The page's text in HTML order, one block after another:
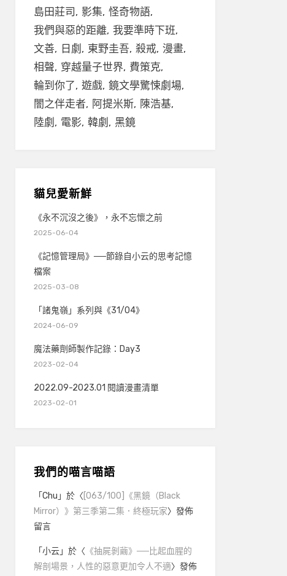
島田莊司
影集 怪奇物語
我們與惡的距離 我要準時下班
文善
日劇 東野圭吾 殺戒 漫畫
相聲 穿越量子世界 費策克
輪到你了 遊戲 鏡文學驚悚劇場
闇之伴走者
阿提米斯
陳浩基
陸劇
電影 韓劇 黑鏡
貓兒愛新鮮
《永不沉沒之後》，永不忘懷之前
2025-06-04
《記憶管理局》──節錄自小云的思考記憶
檔案
2025-03-08
「諸鬼嶺」系列與《31/04》
2024-06-09
魔法藥劑師製作記錄：Day3
2023-02-04
2022.09-2023.01 閱讀漫畫清單
2023-02-01
我們的喵言喵語
「Chu 」於〈 [063/100]《黑鏡（Black
Mirror）》第三季第二集．終極玩家〉發佈
留言
「小云」於〈 《抽屍剝繭》──比起血腥的
解剖場景，人性的惡意更加令人不適〉發佈